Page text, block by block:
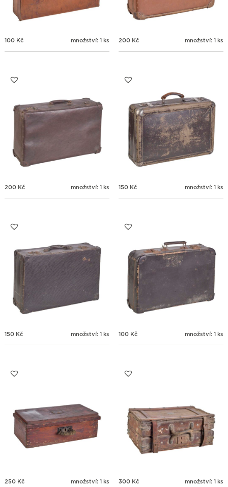
100 Kč množství: 1 ks 200 Kč množství: 1 ks
200 Kč množství: 1 ks 150 Kč množství: 1 ks
150 Kč množství: 1 ks 100 Kč množství: 1 ks
250 Kč množství: 1 ks 300 Kč množství: 1 ks